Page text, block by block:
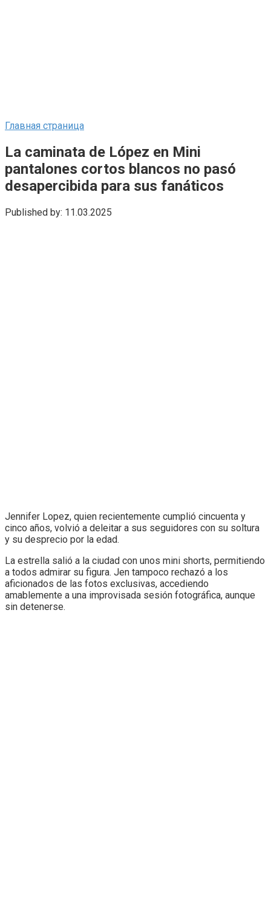
Главная страница
La caminata de López en Mini
pantalones cortos blancos no pasó
desapercibida para sus fanáticos
Published by: 11.03.2025
Jennifer Lopez, quien recientemente cumplió cincuenta y
cinco años, volvió a deleitar a sus seguidores con su soltura
y su desprecio por la edad.
La estrella salió a la ciudad con unos mini shorts, permitiendo
a todos admirar su figura. Jen tampoco rechazó a los
aficionados de las fotos exclusivas, accediendo
amablemente a una improvisada sesión fotográfica, aunque
sin detenerse.